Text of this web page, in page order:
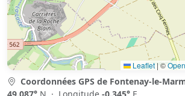
Leaflet | ©
Coordonnées GPS de Fontenay-le-